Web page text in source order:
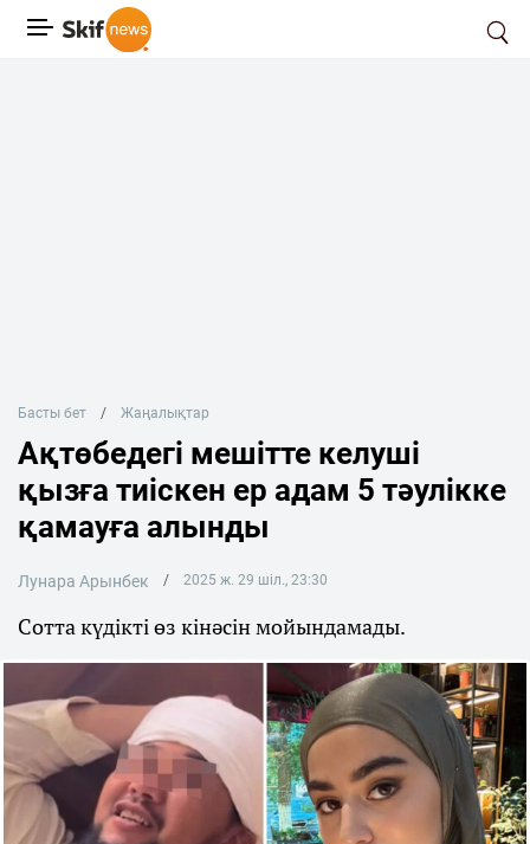
Басты бет Жаңалықтар
Ақтөбедегі мешітте келуші
қызға тиіскен ер адам 5 тәулікке
қамауға алынды
Лунара Арынбек 2025 ж. 29 шіл., 23:30
Сотта күдікті өз кінәсін мойындамады.